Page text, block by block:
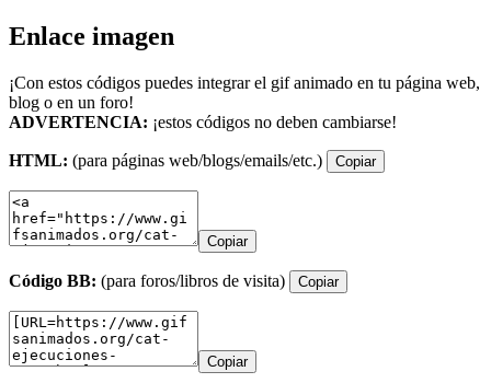
Enlace imagen
¡Con estos códigos puedes integrar el gif animado en tu página web,
blog o en un foro!
ADVERTENCIA: ¡estos códigos no deben cambiarse!
HTML: (para páginas web/blogs/emails/etc.) Copiar
Copiar
Código BB: (para foros/libros de visita) Copiar
Copiar